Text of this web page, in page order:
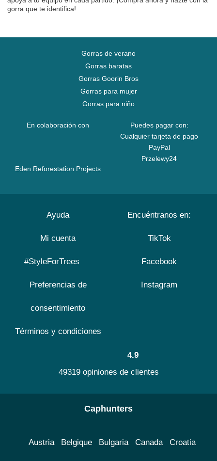
gorra que te identifica!
Gorras de verano
Gorras baratas
Gorras Goorin Bros
Gorras para mujer
Gorras para niño
En colaboración con
Eden Reforestation Projects
Puedes pagar con:
Cualquier tarjeta de pago
PayPal
Przelewy24
Ayuda
Mi cuenta
#StyleForTrees
Preferencias de
consentimiento
Términos y condiciones
Encuéntranos en:
TikTok
Facebook
Instagram
4.9
49319 opiniones de clientes
Caphunters
Austria Belgique Bulgaria Canada Croatia